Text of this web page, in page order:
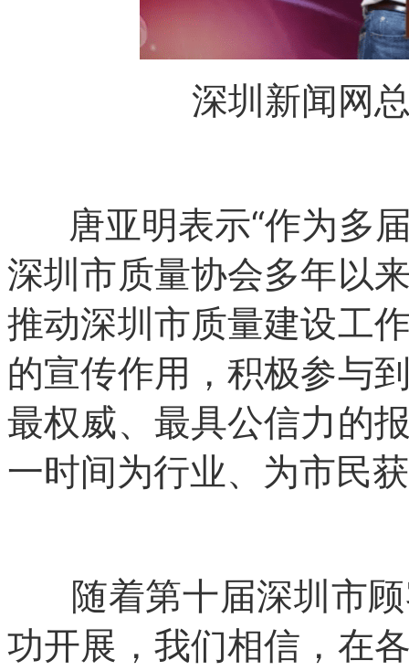
深圳新闻网
唐亚明表示“作为多
深圳市质量协会多年以
推动深圳市质量建设工
的宣传作用，积极参与
最权威、最具公信力的
一时间为行业、为市民
随着第十届深圳市顾
功开展，我们相信，在